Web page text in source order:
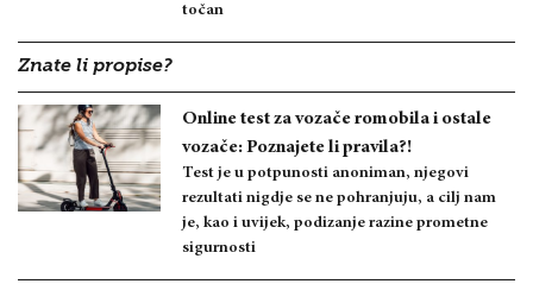
točan
Znate li propise?
Online test za vozače romobila i ostale
vozače: Poznajete li pravila?!
Test je u potpunosti anoniman, njegovi
rezultati nigdje se ne pohranjuju, a cilj nam
je, kao i uvijek, podizanje razine prometne
sigurnosti